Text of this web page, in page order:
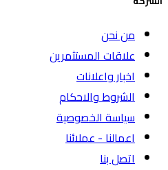
من نحن
علاقات المستثمرين
اخبار واعلانات
الشروط والاحكام
سياسة الخصوصية
اعمالنا - عملائنا
اتصل بنا